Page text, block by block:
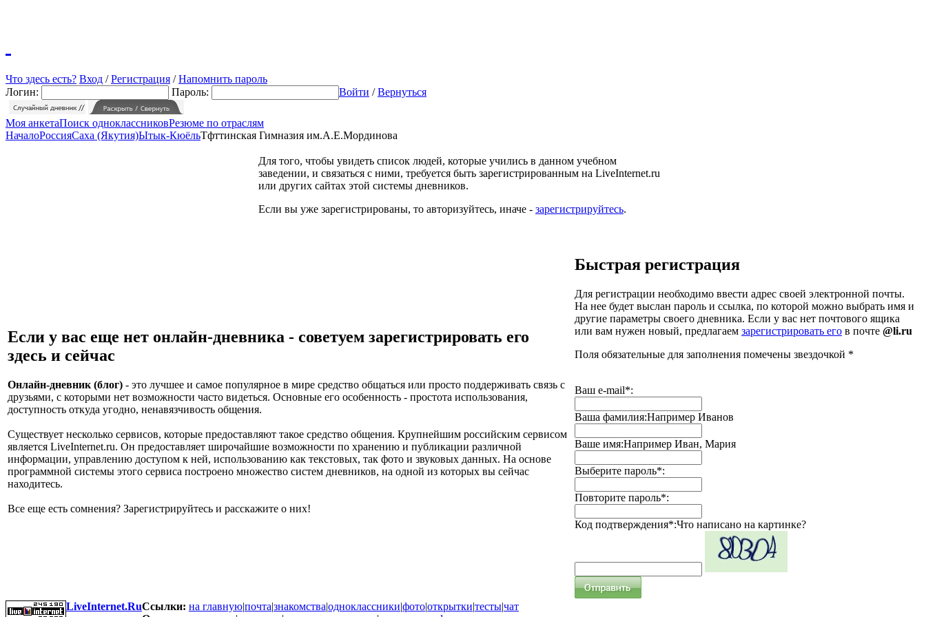
Что здесь есть? Вход /Регистрация /Напомнить пароль
Логин:
Пароль: Войти /Вернуться
Моя анкетаПоиск одноклассниковРезюме по отраслям
НачалоРоссияСаха (Якутия)Ытык-КюёльТфттинская Гимназия им.А.Е.Мординова
Для того, чтобы увидеть список людей, которые учились в данном учебном
заведении, и связаться с ними, требуется быть зарегистрированным на LiveInternet.ru
или других сайтах этой системы дневников.
Если вы уже зарегистрированы, то авторизуйтесь, иначе - зарегистрируйтесь.
Если у вас еще нет онлайн-дневника - советуем зарегистрировать его
здесь и сейчас
Онлайн-дневник (блог) - это лучшее и самое популярное в мире средство общаться или просто поддерживать связь с
друзьями, с которыми нет возможности часто видеться. Основные его особенность - простота использования,
доступность откуда угодно, ненавязчивость общения.
Существует несколько сервисов, которые предоставляют такое средство общения. Крупнейшим российским сервисом
является LiveInternet.ru. Он предоставляет широчайшие возможности по хранению и публикации различной
информации, управлению доступом к ней, использованию как текстовых, так фото и звуковых данных. На основе
программной системы этого сервиса построено множество систем дневников, на одной из которых вы сейчас
находитесь.
Все еще есть сомнения? Зарегистрируйтесь и расскажите о них!
Быстрая регистрация
Для регистрации необходимо ввести адрес своей электронной почты.
На нее будет выслан пароль и ссылка, по которой можно выбрать имя и
другие параметры своего дневника. Если у вас нет почтового ящика
или вам нужен новый, предлагаем зарегистрировать его в почте @li.ru
Поля обязательные для заполнения помечены звездочкой *
Ваш e-mail*:
Ваша фамилия:Например Иванов
Ваше имя:Например Иван, Мария
Выберите пароль*:
Повторите пароль*:
Код подтверждения*:Что написано на картинке?
LiveInternet.RuСсылки: на главную|почта|знакомства|одноклассники|фото|открытки|тесты|чат